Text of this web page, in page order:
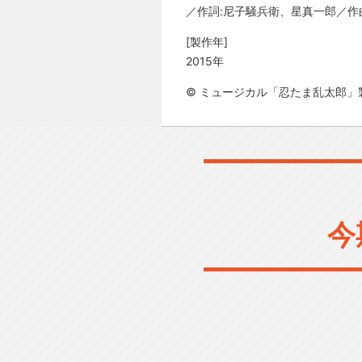
／作詞:尼子騒兵衛、星真一郎／
[製作年]
2015年
© ミュージカル「忍たま乱太郎」